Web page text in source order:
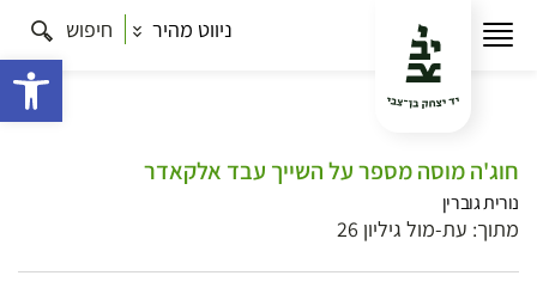
ניווט מהיר חיפוש
חוג'ה מוסה מספר על השייך עבד אלקאדר
נורית גוברין
מתוך: עת-מול גיליון 26